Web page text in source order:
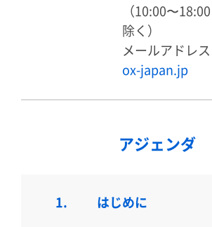
（10:00〜
除く）
メールアドレス
ox-japan.jp
アジェンダ
1. はじめに